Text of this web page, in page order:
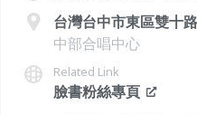
台灣台中市東區雙十
中部合唱中心
Related Link
臉書粉絲專頁